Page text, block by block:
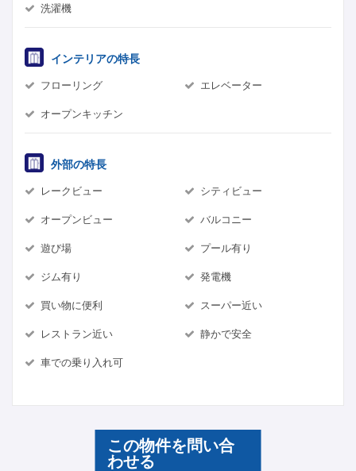
洗濯機
インテリアの特長
フローリング エレベーター
オープンキッチン
外部の特長
レークビュー シティビュー
オープンビュー バルコニー
遊び場 プール有り
ジム有り 発電機
買い物に便利 スーパー近い
レストラン近い 静かで安全
車での乗り入れ可
この物件を問い合
わせる